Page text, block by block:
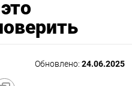
Обновлено: 24.06.2025